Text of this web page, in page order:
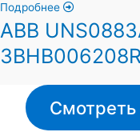
Подробнее
ABB
Смотреть